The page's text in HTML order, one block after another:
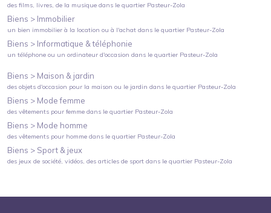
des films, livres, de la musique dans le quartier Pasteur-Zola
Biens > Immobilier
un bien immobilier à la location ou à l'achat dans le quartier Pasteur-Zola
Biens > Informatique & téléphonie
un téléphone ou un ordinateur d'occasion dans le quartier Pasteur-Zola
Biens > Maison & jardin
des objets d'occasion pour la maison ou le jardin dans le quartier Pasteur-Zola
Biens > Mode femme
des vêtements pour femme dans le quartier Pasteur-Zola
Biens > Mode homme
des vêtements pour homme dans le quartier Pasteur-Zola
Biens > Sport & jeux
des jeux de société, vidéos, des articles de sport dans le quartier Pasteur-Zola